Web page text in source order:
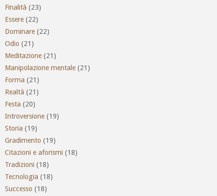
Finalità (23)
Essere (22)
Dominare (22)
Odio (21)
Meditazione (21)
Manipolazione mentale (21)
Forma (21)
Realtà (21)
Festa (20)
Introversione (19)
Storia (19)
Gradimento (19)
Citazioni e aforismi (18)
Tradizioni (18)
Tecnologia (18)
Successo (18)